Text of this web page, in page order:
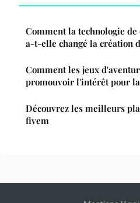
Comment la technologie
a-t-elle changé la création
Comment les jeux
promouvoir l'intérêt pour
Découvrez les meilleurs
fivem